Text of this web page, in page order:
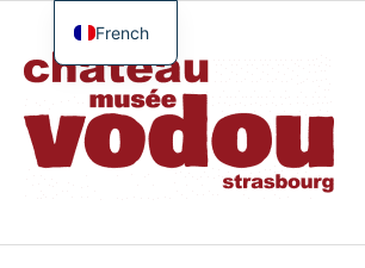
Aller
contenu
French
English
German
Spanish